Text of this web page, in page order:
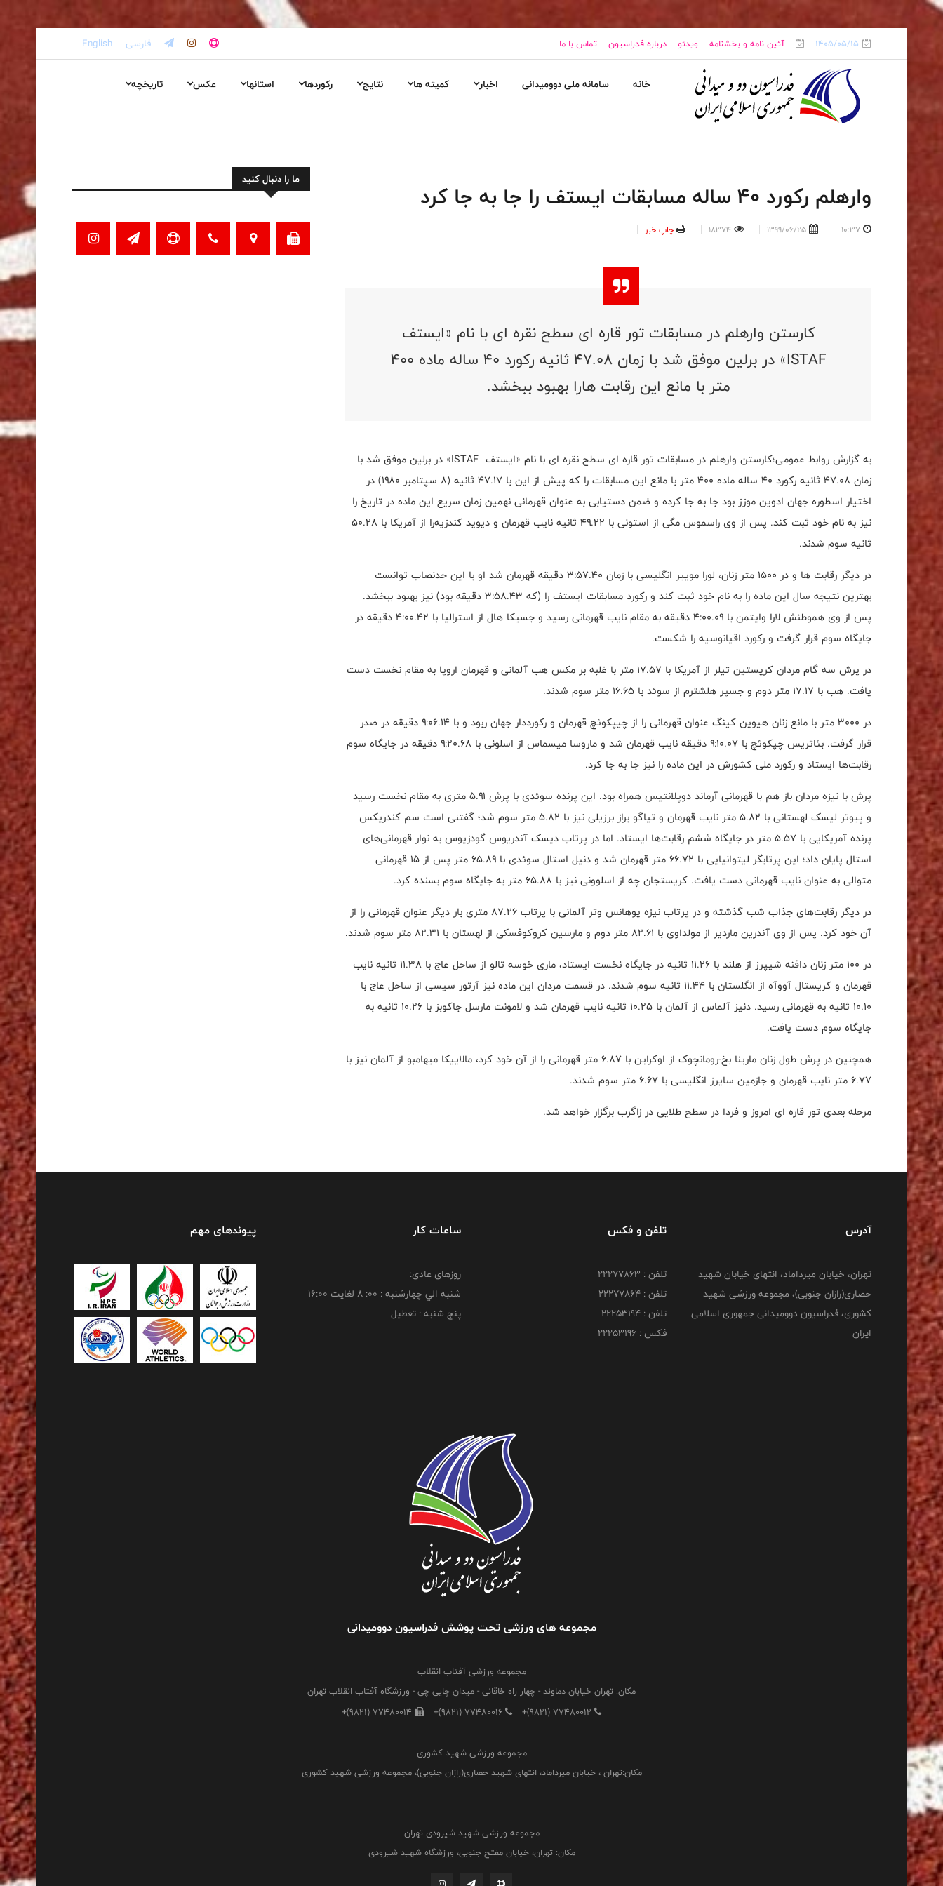
1405/05/15 آئین نامه و بخشنامه ویدئو درباره فدراسیون تماس با ما فارسی English
خانه سامانه ملی دوومیدانی اخبار کمیته ها نتایج رکوردها استانها عکس تاریخچه
وارهلم رکورد ۴۰ ساله مسابقات ایستف را جا به جا کرد
10:37
1399/06/25
18374 چاپ خبر
کارستن وارهلم در مسابقات تور قاره ای سطح نقره ای با نام «ایستف
ISTAF» در برلین موفق شد با زمان ۴۷.۰۸ ثانیه رکورد ۴۰ ساله ماده ۴۰۰
متر با مانع این رقابت هارا بهبود ببخشد.
به گزارش روابط عمومی؛کارستن وارهلم در مسابقات تور قاره ای سطح نقره ای با نام «ایستف ISTAF» در برلین موفق شد با
زمان ۴۷.۰۸ ثانیه رکورد ۴۰ ساله ماده ۴۰۰ متر با مانع این مسابقات را که پیش از این با ۴۷.۱۷ ثانیه (۸ سپتامبر ۱۹۸۰) در
اختیار اسطوره جهان ادوین موزز بود جا به جا کرده و ضمن دستیابی به عنوان قهرمانی نهمین زمان سریع این ماده در تاریخ را
نیز به نام خود ثبت کند. پس از وی راسموس مگی از استونی با ۴۹.۲۲ ثانیه نایب قهرمان و دیوید کندزیه‌را از آمریکا با ۵۰.۲۸
ثانیه سوم شدند.
در دیگر رقابت ها و در ۱۵۰۰ متر زنان، لورا موییر انگلیسی با زمان ۳:۵۷.۴۰ دقیقه قهرمان شد او با این حدنصاب توانست
بهترین نتیجه سال این ماده را به نام خود ثبت کند و رکورد مسابقات ایستف را (که ۳:۵۸.۴۳ دقیقه بود) نیز بهبود ببخشد.
پس از وی هموطنش لارا وایتمن با ۴:۰۰.۰۹ دقیقه به مقام نایب قهرمانی رسید و جسیکا هال از استرالیا با ۴:۰۰.۴۲ دقیقه در
جایگاه سوم قرار گرفت و رکورد اقیانوسيه را شکست.
در پرش سه گام مردان کریستین تیلر از آمریکا با ۱۷.۵۷ متر با غلبه بر مکس هب آلمانی و قهرمان اروپا به مقام نخست دست
یافت. هب با ۱۷.۱۷ متر دوم و جسپر هلشترم از سوئد با ۱۶.۶۵ متر سوم شدند.
در ۳۰۰۰ متر با مانع زنان هیوین کینگ عنوان قهرمانی را از چیپکوئچ قهرمان و رکورددار جهان ربود و با ۹:۰۶.۱۴ دقیقه در صدر
قرار گرفت. بئاتریس چپکوئچ با ۹:۱۰.۰۷ دقیقه نایب قهرمان شد و ماروسا میسماس از اسلونی با ۹:۲۰.۶۸ دقیقه در جایگاه سوم
رقابت‌ها ایستاد و رکورد ملی کشورش در این ماده را نیز جا به جا کرد.
پرش با نیزه مردان باز هم با قهرمانی آرماند دوپلانتیس همراه بود. این پرنده سوئدی با پرش ۵.۹۱ متری به مقام نخست رسید
و پیوتر لیسک لهستانی با ۵.۸۲ متر نایب قهرمان و تیاگو براز برزیلی نیز با ۵.۸۲ متر سوم ‌شد؛ گفتنی است سم کندریکس
پرنده آمریکایی با ۵.۵۷ متر در جایگاه ششم رقابت‌ها ایستاد. اما در پرتاب دیسک آندریوس گودزیوس به نوار قهرمانی‌های
استال پایان داد؛ این پرتابگر لیتوانیایی با ۶۶.۷۲ متر قهرمان شد و دنیل استال سوئدی با ۶۵.۸۹ متر پس از ۱۵ قهرمانی
متوالی به عنوان نایب قهرمانی دست یافت. کریستجان چه از اسلوونی نیز با ۶۵.۸۸ متر به جایگاه سوم بسنده کرد.
در دیگر رقابت‌های جذاب شب گذشته و در پرتاب نیزه یوهانس وتر آلمانی با پرتاب ۸۷.۲۶ متری بار دیگر عنوان قهرمانی را از
آن خود کرد. پس از وی آندرین ماردیر از مولداوی با ۸۲.۶۱ متر دوم و مارسین کروکوفسکی از لهستان با ۸۲.۳۱ متر سوم شدند.
در ۱۰۰ متر زنان دافنه شیپرز از هلند با ۱۱.۲۶ ثانیه در جایگاه نخست ایستاد، ماری خوسه تالو از ساحل عاج با ۱۱.۳۸ ثانیه نایب
قهرمان و کریستال آووآه از انگلستان با ۱۱.۴۴ ثانیه سوم شدند. در قسمت مردان این ماده نیز آرتور سیسی از ساحل عاج با
۱۰.۱۰ ثانیه به قهرمانی رسید. دنیز آلماس از آلمان با ۱۰.۲۵ ثانیه نایب قهرمان شد و لامونت مارسل جاکوبز با ۱۰.۲۶ ثانیه به
جایگاه سوم دست یافت.
همچنین در پرش طول زنان مارینا بخ-رومانچوک از اوکراین با ۶.۸۷ متر قهرمانی را از آن خود کرد، مالاییکا میهامبو از آلمان نیز با
۶.۷۷ متر نایب قهرمان و جازمین سایرز انگلیسی با ۶.۶۷ متر سوم شدند.
مرحله بعدی تور قاره ای امروز و فردا در سطح طلایی در زاگرب برگزار خواهد شد.
ما را دنبال کنید
آدرس
تهران، خیابان میرداماد، انتهای خیابان شهید
حصاری(رازان جنوبی)، مجموعه ورزشی شهید
کشوری، فدراسیون دوومیدانی جمهوری اسلامی
ایران
تلفن و فکس
تلفن : 22277863
تلفن : 22277864
تلفن : 22253194
فکس : 22253196
ساعات کار
روزهای عادی:
شنبه الي چهارشنبه : 00: 8 لغايت 16:00
پنج شنبه : تعطیل
پیوندهای مهم
مجموعه های ورزشی تحت پوشش فدراسیون دوومیدانی
مجموعه ورزشی آفتاب انقلاب
مکان: تهران خیابان دماوند - چهار راه خاقانی - میدان چایی چی - ورزشگاه آفتاب انقلاب تهران
+(9821) 77480012
+(9821) 77480016
+(9821) 77480014
مجموعه ورزشی شهید کشوری
مکان:تهران ، خیابان میرداماد، انتهای شهید حصاری(رازان جنوبی)، مجموعه ورزشی شهید کشوری
مجموعه ورزشی شهید شیرودی تهران
مکان: تهران، خیابان مفتح جنوبی، ورزشگاه شهید شیرودی